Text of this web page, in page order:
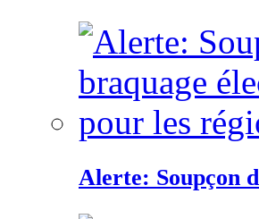
Alerte: Soupçon